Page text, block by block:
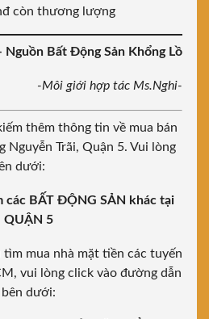
còn thương lượng
Bất Động Sản Khổng Lồ
-Môi giới hợp tác Ms.Nghi-
thêm thông tin về mua bán
Nguyễn Trãi, Quận 5. Vui lòng
dưới:
các BẤT ĐỘNG SẢN khác tại
QUẬN 5
mua nhà mặt tiền các tuyến
vui lòng click vào đường dẫn
bên dưới: